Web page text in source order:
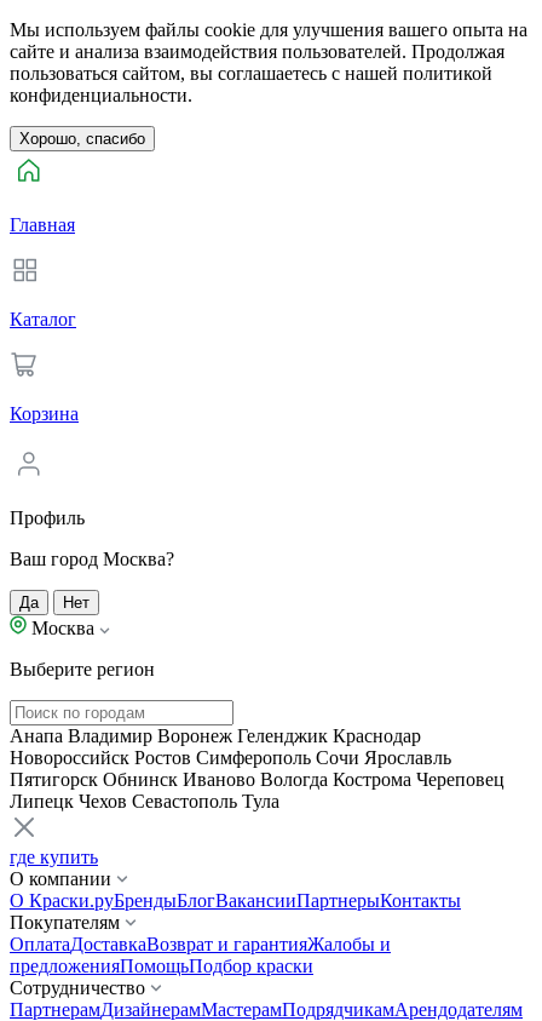
Мы используем файлы cookie для улучшения вашего опыта на
сайте и анализа взаимодействия пользователей. Продолжая
пользоваться сайтом, вы соглашаетесь с нашей политикой
конфиденциальности.
Хорошо, спасибо
Главная
Каталог
Корзина
Профиль
Ваш город Москва?
Да Нет
Москва
Выберите регион
Анапа Владимир Воронеж Геленджик Краснодар
Новороссийск Ростов Симферополь Сочи Ярославль
Пятигорск Обнинск Иваново Вологда Кострома Череповец
Липецк Чехов Севастополь Тула
где купить
О компании
О Краски.руБрендыБлогВакансииПартнерыКонтакты
Покупателям
ОплатаДоставкаВозврат и гарантияЖалобы и
предложенияПомощьПодбор краски
Сотрудничество
ПартнерамДизайнерамМастерамПодрядчикамАрендодателям